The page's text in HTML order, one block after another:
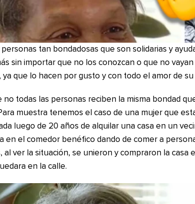
personas tan bondadosas que son solidarias y
sin importar que no los conozcan o que no vayan
ya que lo hacen por gusto y con todo el amor de su
no todas las personas reciben la misma bondad
muestra tenemos el caso de una mujer que
luego de 20 años de alquilar una casa en un
en el comedor benéfico dando de comer a
al ver la situación, se unieron y compraron la casa
en la calle.